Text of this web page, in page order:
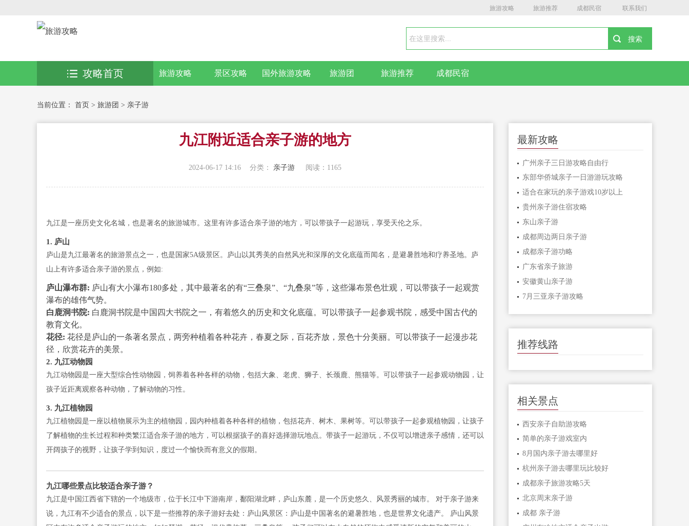
旅游攻略 旅游推荐 成都民宿 联系我们
旅游攻略 景区攻略 国外旅游攻略 旅游团 旅游推荐 成都民宿
攻略首页
当前位置： 首页 > 旅游团 > 亲子游
九江附近适合亲子游的地方
2024-06-17 14:16 分类： 亲子游 阅读： 1165
九江是一座历史文化名城，也是著名的旅游城市。这里有许多适合亲子游的地方，可以带孩子一起游玩，享受天伦之乐。
1. 庐山
庐山是九江最著名的旅游景点之一，也是国家5A级景区。庐山以其秀美的自然风光和深厚的文化底蕴而闻名，是避暑胜地和疗养圣地。庐
山上有许多适合亲子游的景点，例如:
庐山瀑布群: 庐山有大小瀑布180多处，其中最著名的有“三叠泉”、“九叠泉”等，这些瀑布景色壮观，可以带孩子一起观赏
瀑布的雄伟气势。
白鹿洞书院: 白鹿洞书院是中国四大书院之一，有着悠久的历史和文化底蕴。可以带孩子一起参观书院，感受中国古代的
教育文化。
花径: 花径是庐山的一条著名景点，两旁种植着各种花卉，春夏之际，百花齐放，景色十分美丽。可以带孩子一起漫步花
径，欣赏花卉的美景。
2. 九江动物园
九江动物园是一座大型综合性动物园，饲养着各种各样的动物，包括大象、老虎、狮子、长颈鹿、熊猫等。可以带孩子一起参观动物园，让
孩子近距离观察各种动物，了解动物的习性。
3. 九江植物园
九江植物园是一座以植物展示为主的植物园，园内种植着各种各样的植物，包括花卉、树木、果树等。可以带孩子一起参观植物园，让孩子
了解植物的生长过程和种类繁江适合亲子游的地方，可以根据孩子的喜好选择游玩地点。带孩子一起游玩，不仅可以增进亲子感情，还可以
开阔孩子的视野，让孩子学到知识，度过一个愉快而有意义的假期。
九江哪些景点比较适合亲子游？
九江是中国江西省下辖的一个地级市，位于长江中下游南岸，鄱阳湖北畔，庐山东麓，是一个历史悠久、风景秀丽的城市。 对于亲子游来
说，九江有不少适合的景点，以下是一些推荐的亲子游好去处：庐山风景区：庐山是中国著名的避暑胜地，也是世界文化遗产。 庐山风景
最新攻略
广州亲子三日游攻略自由行
东部华侨城亲子一日游游玩攻略
适合在家玩的亲子游戏10岁以上
贵州亲子游住宿攻略
东山亲子游
成都周边两日亲子游
成都亲子游功略
广东省亲子旅游
安徽黄山亲子游
7月三亚亲子游攻略
推荐线路
相关景点
西安亲子自助游攻略
简单的亲子游戏室内
8月国内亲子游去哪里好
杭州亲子游去哪里玩比较好
成都亲子旅游攻略5天
北京周末亲子游
成都 亲子游